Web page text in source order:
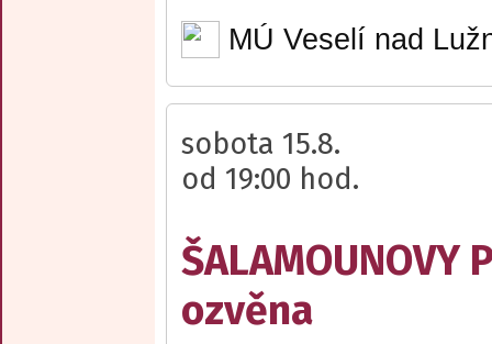
MÚ Veselí nad
sobota 15.8.
od 19:00 hod.
ŠALAMOUNOVY
ozvěna